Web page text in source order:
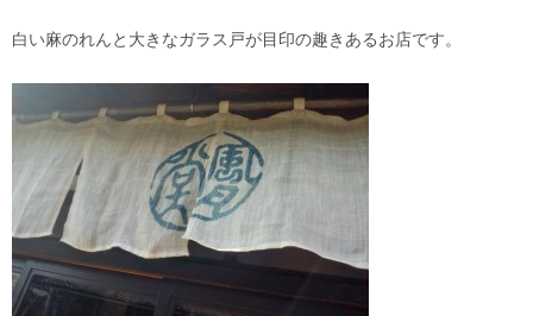
白い麻のれんと大きなガラス戸が目印の趣きあるお店です。